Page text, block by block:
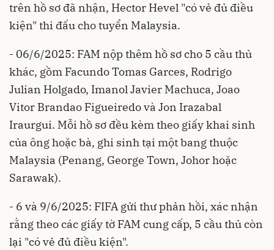
trên hồ sơ đã nhận, Hector Hevel "có vẻ đủ điều
kiện" thi đấu cho tuyển Malaysia.
- 06/6/2025: FAM nộp thêm hồ sơ cho 5 cầu thủ
khác, gồm Facundo Tomas Garces, Rodrigo
Julian Holgado, Imanol Javier Machuca, Joao
Vitor Brandao Figueiredo và Jon Irazabal
Iraurgui. Mỗi hồ sơ đều kèm theo giấy khai sinh
của ông hoặc bà, ghi sinh tại một bang thuộc
Malaysia (Penang, George Town, Johor hoặc
Sarawak).
- 6 và 9/6/2025: FIFA gửi thư phản hồi, xác nhận
rằng theo các giấy tờ FAM cung cấp, 5 cầu thủ còn
lại "có vẻ đủ điều kiện".